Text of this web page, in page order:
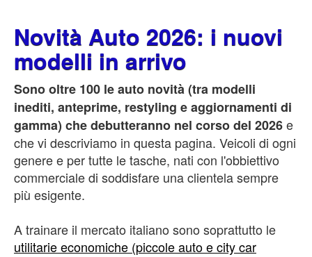
Novità Auto 2026: i nuovi
modelli in arrivo
Sono oltre 100 le auto novità (tra modelli
inediti, anteprime, restyling e aggiornamenti di
gamma) che debutteranno nel corso del 2026e
che vi descriviamo in questa pagina. Veicoli di ogni
genere e per tutte le tasche, nati con l'obbiettivo
commerciale di soddisfare una clientela sempre
più esigente.
A trainare il mercato italiano sono soprattutto le
utilitarie economiche (piccole auto e city car